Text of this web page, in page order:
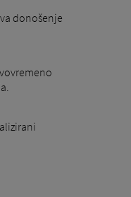
donošenje